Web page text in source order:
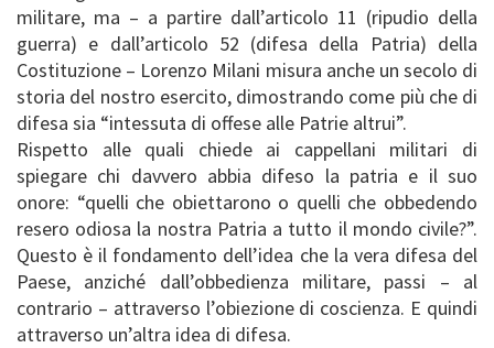
militare, ma – a partire dall’articolo 11 (ripudio della
guerra) e dall’articolo 52 (difesa della Patria) della
Costituzione – Lorenzo Milani misura anche un secolo di
storia del nostro esercito, dimostrando come più che di
difesa sia “intessuta di offese alle Patrie altrui”.
Rispetto alle quali chiede ai cappellani militari di
spiegare chi davvero abbia difeso la patria e il suo
onore: “quelli che obiettarono o quelli che obbedendo
resero odiosa la nostra Patria a tutto il mondo civile?”.
Questo è il fondamento dell’idea che la vera difesa del
Paese, anziché dall’obbedienza militare, passi – al
contrario – attraverso l’obiezione di coscienza. E quindi
attraverso un’altra idea di difesa.